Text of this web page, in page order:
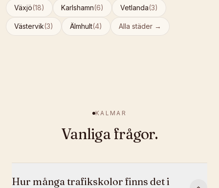
Växjö(18) Karlshamn(6) Vetlanda(3)
Västervik(3) Älmhult(4) Alla städer →
KALMAR
Vanliga frågor.
Hur många trafikskolor finns det i